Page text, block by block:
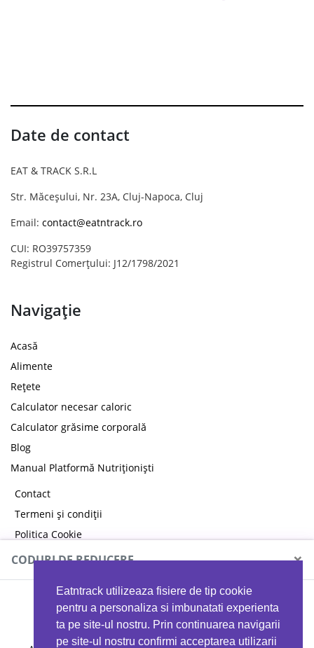
Eatntrack utilizeaza fisiere de tip cookie
pentru a personaliza si imbunatati experienta
ta pe site-ul nostru. Prin continuarea navigarii
pe site-ul nostru confirmi acceptarea utilizarii
Date de contact
EAT & TRACK S.R.L
Str. Măceșului, Nr. 23A, Cluj-Napoca, Cluj
Email: contact@eatntrack.ro
CUI: RO39757359
Registrul Comerțului: J12/1798/2021
Navigație
Acasă
Alimente
Rețete
Calculator necesar caloric
Calculator grăsime corporală
Blog
Manual Platformă Nutriționiști
Contact
Termeni și condiții
Politica Cookie
Politica de confidențialitate
CODURI DE REDUCERE ×
MYPROTEIN